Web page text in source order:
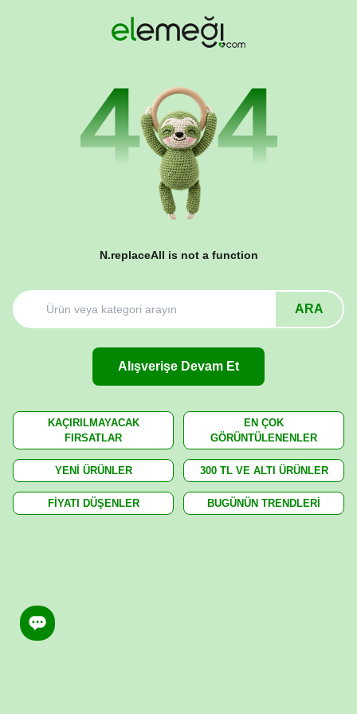
N.replaceAll is not a function
ARA
Alışverişe Devam Et
KAÇIRILMAYACAK
FIRSATLAR
EN ÇOK
GÖRÜNTÜLENENLER
YENİ ÜRÜNLER 300 TL VE ALTI ÜRÜNLER
FİYATI DÜŞENLER BUGÜNÜN TRENDLERİ